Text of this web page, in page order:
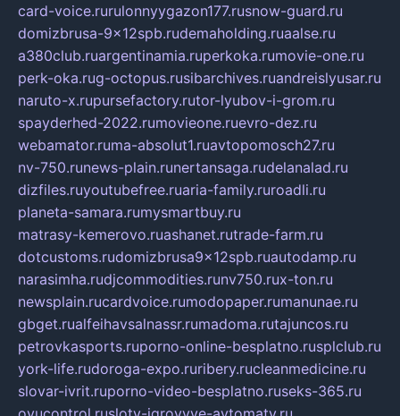
card-voice.rurulonnyygazon177.rusnow-guard.ru
domizbrusa-9x12spb.rudemaholding.ruaalse.ru
a380club.ruargentinamia.ruperkoka.rumovie-one.ru
perk-oka.rug-octopus.rusibarchives.ruandreislyusar.ru
naruto-x.rupursefactory.rutor-lyubov-i-grom.ru
spayderhed-2022.rumovieone.ruevro-dez.ru
webamator.ruma-absolut1.ruavtopomosch27.ru
nv-750.runews-plain.runertansaga.rudelanalad.ru
dizfiles.ruyoutubefree.ruaria-family.ruroadli.ru
planeta-samara.rumysmartbuy.ru
matrasy-kemerovo.ruashanet.rutrade-farm.ru
dotcustoms.rudomizbrusa9x12spb.ruautodamp.ru
narasimha.rudjcommodities.runv750.rux-ton.ru
newsplain.rucardvoice.rumodopaper.rumanunae.ru
gbget.rualfeihavsalnassr.rumadoma.rutajuncos.ru
petrovkasports.ruporno-online-besplatno.rusplclub.ru
york-life.rudoroga-expo.ruribery.rucleanmedicine.ru
slovar-ivrit.ruporno-video-besplatno.ruseks-365.ru